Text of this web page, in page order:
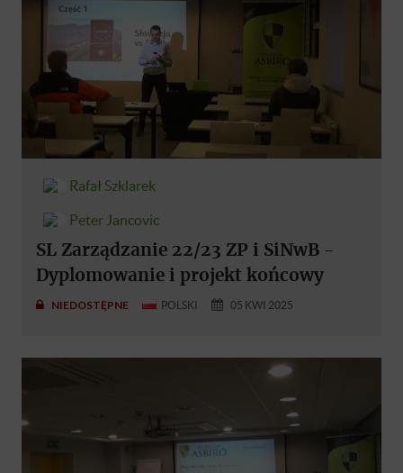
Rafał Szklarek
Peter Jancovic
SL Zarządzanie 22/23 ZP i SiNwB -
Dyplomowanie i projekt końcowy
NIEDOSTĘPNE POLSKI 05 KWI 2025